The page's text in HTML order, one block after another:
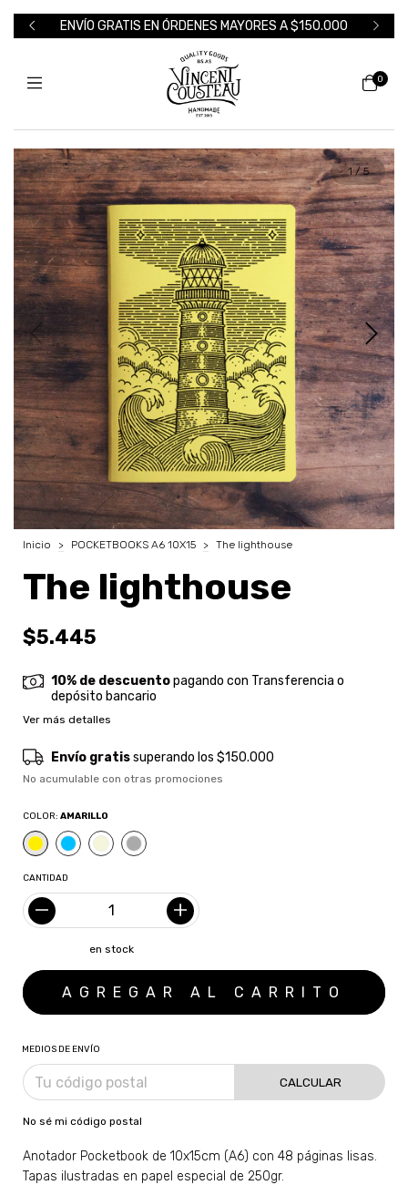
ENVÍO GRATIS EN ÓRDENES MAYORES A $150.000
0
1/5
Inicio > POCKETBOOKS A6 10X15 > The lighthouse
The lighthouse
$5.445
10% de descuentopagando con Transferencia o
depósito bancario
Ver más detalles
Envío gratissuperando los$150.000
No acumulable con otras promociones
COLOR: AMARILLO
CANTIDAD
en stock
MEDIOS DE ENVÍO
CALCULAR
No sé mi código postal
Anotador Pocketbook de 10x15cm (A6) con 48 páginas lisas.
Tapas ilustradas en papel especial de 250gr.